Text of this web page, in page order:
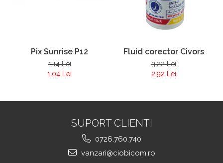
Pix Sunrise P12
1,14 Lei
1,04 Lei
Fluid corector Civors
3,22 Lei
2,92 Lei
SUPORT CLIENTI
0726.760.740
vanzari@ciobicom.ro